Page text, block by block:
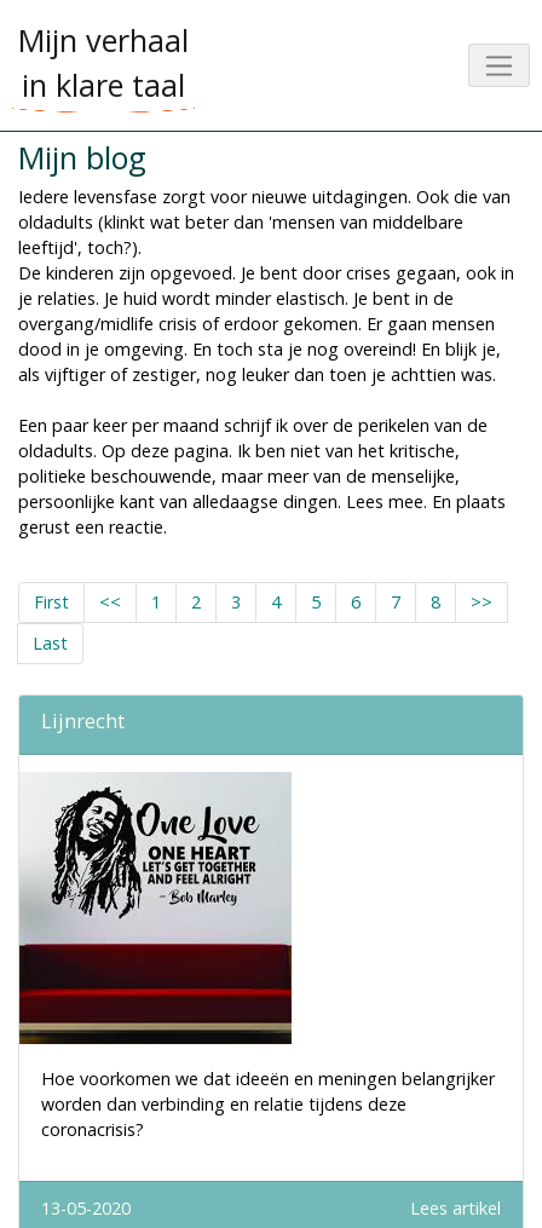
Mijn verhaal
in klare taal
Mijn blog
Iedere levensfase zorgt voor nieuwe uitdagingen. Ook die van
oldadults (klinkt wat beter dan 'mensen van middelbare
leeftijd', toch?).
De kinderen zijn opgevoed. Je bent door crises gegaan, ook in
je relaties. Je huid wordt minder elastisch. Je bent in de
overgang/midlife crisis of erdoor gekomen. Er gaan mensen
dood in je omgeving. En toch sta je nog overeind! En blijk je,
als vijftiger of zestiger, nog leuker dan toen je achttien was.
Een paar keer per maand schrijf ik over de perikelen van de
oldadults. Op deze pagina. Ik ben niet van het kritische,
politieke beschouwende, maar meer van de menselijke,
persoonlijke kant van alledaagse dingen. Lees mee. En plaats
gerust een reactie.
First << 1 2 3 4 5 6 7 8
>>
Last
Lijnrecht
Hoe voorkomen we dat ideeën en meningen belangrijker
worden dan verbinding en relatie tijdens deze
coronacrisis?
13-05-2020 Lees artikel